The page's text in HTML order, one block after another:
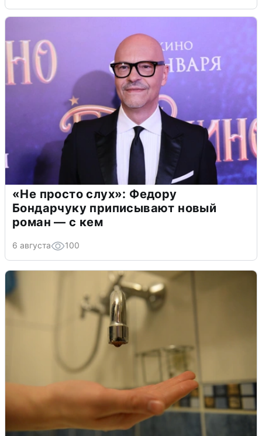
«Не просто слух»: Федору
Бондарчуку приписывают новый
роман — с кем
6 августа 100